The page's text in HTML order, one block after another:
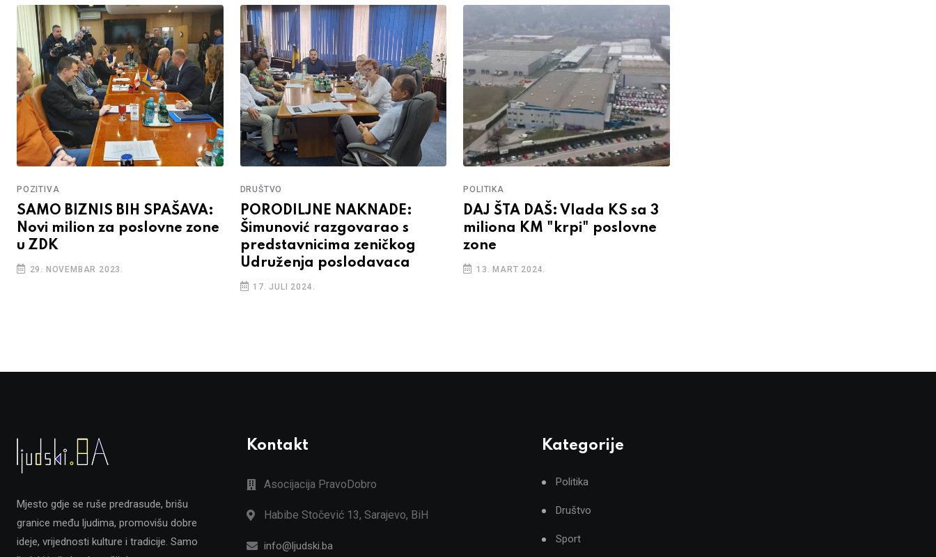
POZITIVA
SAMO BIZNIS BIH SPAŠAVA:
Novi milion za poslovne zone
u ZDK
29. NOVEMBAR 2023.
DRUŠTVO
PORODILJNE NAKNADE:
Šimunović razgovarao s
predstavnicima zeničkog
Udruženja poslodavaca
17. JULI 2024.
POLITIKA
DAJ ŠTA DAŠ: Vlada KS sa 3
miliona KM "krpi" poslovne
zone
13. MART 2024.
Mjesto gdje se ruše predrasude, brišu
granice među ljudima, promovišu dobre
ideje, vrijednosti kulture i tradicije. Samo
Kontakt
Asocijacija PravoDobro
Habibe Stočević 13, Sarajevo, BiH
info@ljudski.ba
Kategorije
Politika
Društvo
Sport